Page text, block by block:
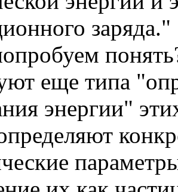
заряда."
еще типа
энергии"